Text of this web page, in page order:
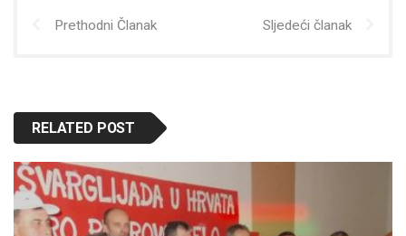
Prethodni Članak Sljedeći članak
RELATED POST